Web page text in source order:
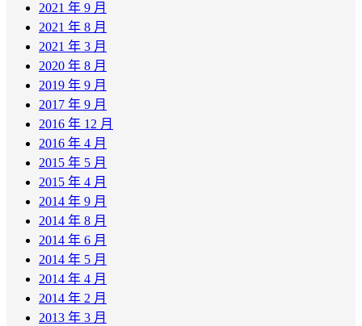
2021 年 9 月
2021 年 8 月
2021 年 3 月
2020 年 8 月
2019 年 9 月
2017 年 9 月
2016 年 12 月
2016 年 4 月
2015 年 5 月
2015 年 4 月
2014 年 9 月
2014 年 8 月
2014 年 6 月
2014 年 5 月
2014 年 4 月
2014 年 2 月
2013 年 3 月